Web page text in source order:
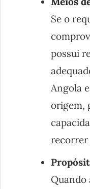
Se o
possui
Angola
origem,
recorrer
Quando